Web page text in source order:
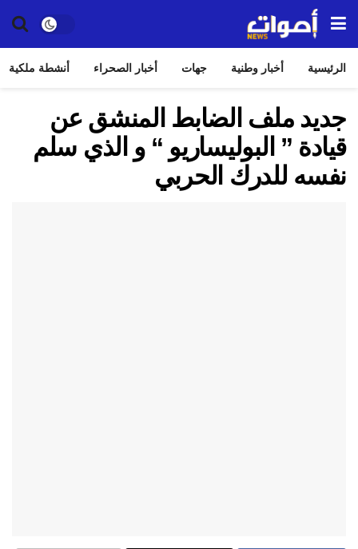
الرئيسية أخبار وطنية جهات أخبار الصحراء أنشطة ملكية
جديد ملف الضابط المنشق عن
قيادة ” البوليساريو “ و الذي سلم
نفسه للدرك الحربي